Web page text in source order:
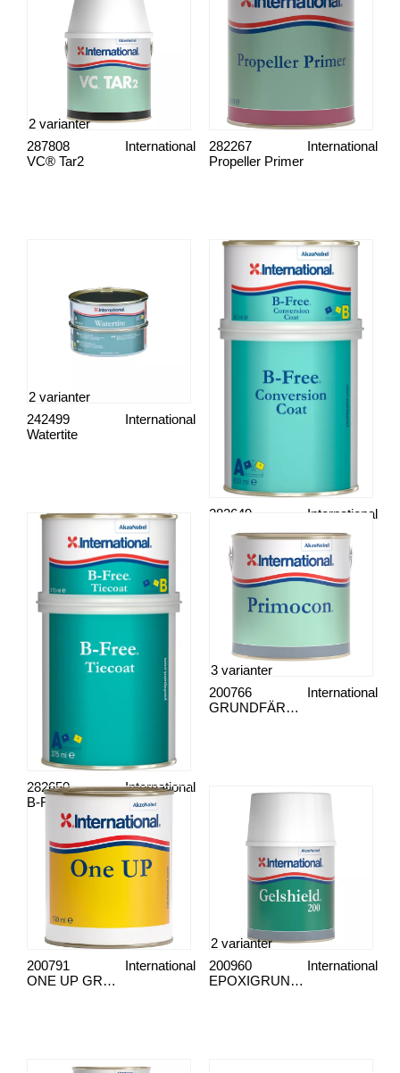
VC® Tar2
International
287808
2 varianter
Propeller Primer
International
282267
Watertite
International
242499
2 varianter
B-Free Conversion Coat
International
282649
B-Free Tiecoat
International
282650
GRUNDFÄRG, PRIMOCON
International
200766
3 varianter
ONE UP GRUNDFÄRG
International
200791
EPOXIGRUNDFÄRG GELSHIELD 200
International
200960
2 varianter